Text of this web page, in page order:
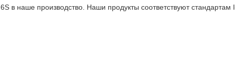
6S в наше производство. Наши продукты соответствуют стандартам